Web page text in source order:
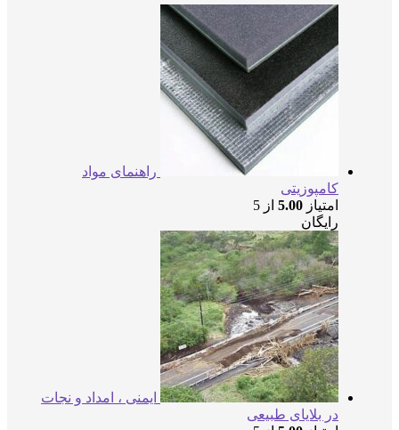
راهنمای مواد
کامپوزیتی
5.00از 5
ایمنی ، امداد و نجات
در بلایای طبیعی